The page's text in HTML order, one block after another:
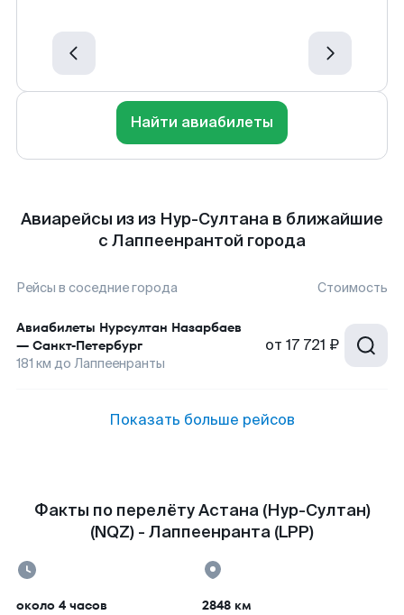
Найти авиабилеты
Авиарейсы из из Нур-Султана в ближайшие
с Лаппеенрантой города
Рейсы в соседние города Стоимость
Авиабилеты Нурсултан Назарбаев
— Санкт-Петербург
181 км до Лаппеенранты
от 17 721 ₽
Показать больше рейсов
Факты по перелёту Астана (Нур-Султан)
(NQZ) - Лаппеенранта (LPP)
около 4 часов 2848 км